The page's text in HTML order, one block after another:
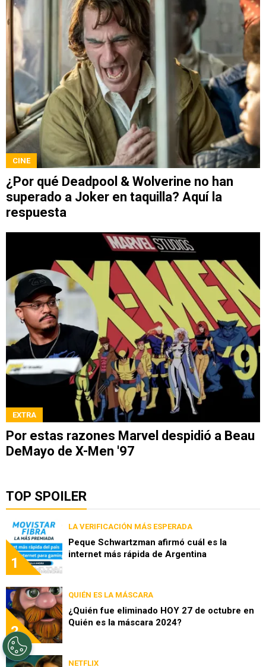
CINE
¿Por qué Deadpool & Wolverine no han
superado a Joker en taquilla? Aquí la
respuesta
EXTRA
Por estas razones Marvel despidió a Beau
DeMayo de X-Men '97
TOP SPOILER
1
LA VERIFICACIÓN MÁS ESPERADA
Peque Schwartzman afirmó cuál es la
internet más rápida de Argentina
2
QUIÉN ES LA MÁSCARA
¿Quién fue eliminado HOY 27 de octubre en
Quién es la máscara 2024?
NETFLIX